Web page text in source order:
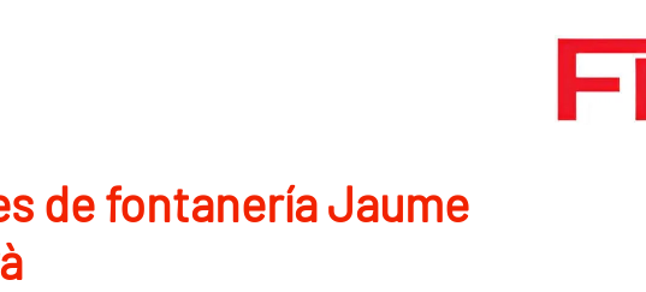
de fontanerí­a Jaume